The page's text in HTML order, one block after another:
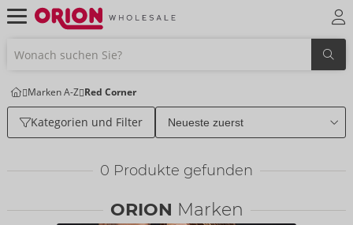
Marken A-Z Red Corner
Kategorien und Filter
0 Produkte gefunden
ORION Marken